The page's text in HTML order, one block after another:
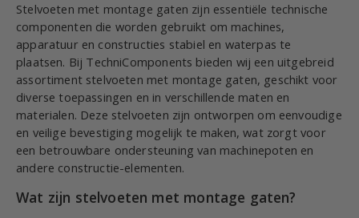
Stelvoeten met montage gaten zijn essentiële technische
componenten die worden gebruikt om machines,
apparatuur en constructies stabiel en waterpas te
plaatsen. Bij TechniComponents bieden wij een uitgebreid
assortiment stelvoeten met montage gaten, geschikt voor
diverse toepassingen en in verschillende maten en
materialen. Deze stelvoeten zijn ontworpen om eenvoudige
en veilige bevestiging mogelijk te maken, wat zorgt voor
een betrouwbare ondersteuning van machinepoten en
andere constructie-elementen.
Wat zijn stelvoeten met montage gaten?